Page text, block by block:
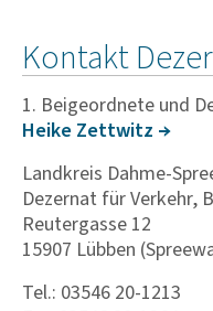
Kontakt
1. Beigeordnete und
Heike Zett­witz
Landkreis Dahme-
Dezernat für Verkehr,
Reutergasse 12
15907 Lübben
Tel.: 03546 20-1213